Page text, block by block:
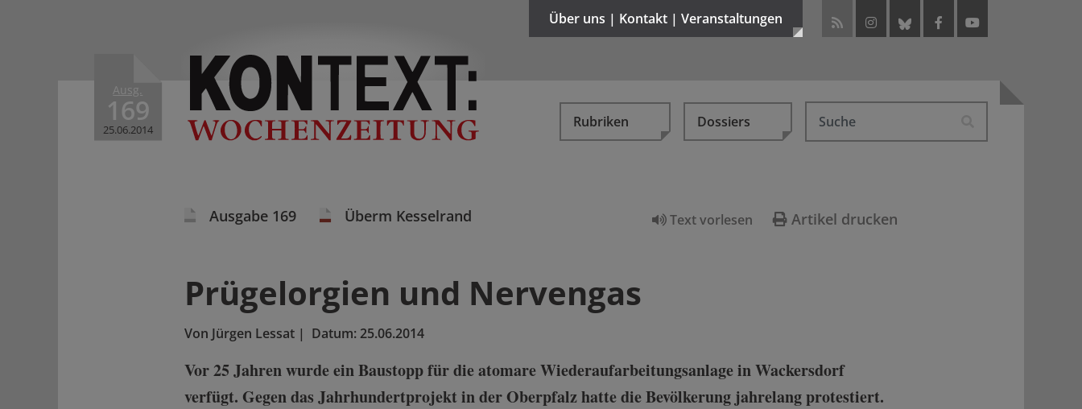
Ausg.
169
25.06.2014
Über uns | Kontakt | Veranstaltungen
Rubriken Dossiers
Text vorlesen Artikel drucken
Ausgabe 169 Überm Kesselrand
Prügelorgien und Nervengas
Von Jürgen Lessat | Datum:25.06.2014
Vor 25 Jahren wurde ein Baustopp für die atomare Wiederaufarbeitungsanlage in Wackersdorf
verfügt. Gegen das Jahrhundertprojekt in der Oberpfalz hatte die Bevölkerung jahrelang protestiert.